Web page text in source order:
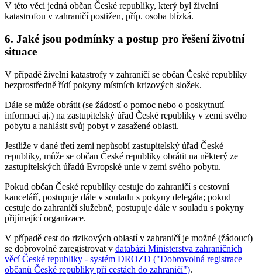
V této věci jedná občan České republiky, který byl živelní
katastrofou v zahraničí postižen, příp. osoba blízká.
6. Jaké jsou podmínky a postup pro řešení životní
situace
V případě živelní katastrofy v zahraničí se občan České republiky
bezprostředně řídí pokyny místních krizových složek.
Dále se může obrátit (se žádostí o pomoc nebo o poskytnutí
informací aj.) na zastupitelský úřad České republiky v zemi svého
pobytu a nahlásit svůj pobyt v zasažené oblasti.
Jestliže v dané třetí zemi nepůsobí zastupitelský úřad České
republiky, může se občan České republiky obrátit na některý ze
zastupitelských úřadů Evropské unie v zemi svého pobytu.
Pokud občan České republiky cestuje do zahraničí s cestovní
kanceláří, postupuje dále v souladu s pokyny delegáta; pokud
cestuje do zahraničí služebně, postupuje dále v souladu s pokyny
přijímající organizace.
V případě cest do rizikových oblastí v zahraničí je možné (žádoucí)
se dobrovolně zaregistrovat v databázi Ministerstva zahraničních
věcí České republiky - systém DROZD ("Dobrovolná registrace
občanů České republiky při cestách do zahraničí").